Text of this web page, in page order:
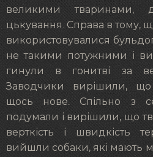
великими тваринами,
цькування. Справа в тому,
використовувалися
не такими потужними і
гинули в гонитві за
Заводчики вирішили, що
щось нове. Спільно з
подумали і вирішили, що
верткість і швидкість
вийшли собаки, які мають